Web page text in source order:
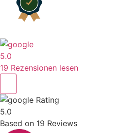
5.0
19 Rezensionen lesen
Rating
5.0
Based on 19 Reviews